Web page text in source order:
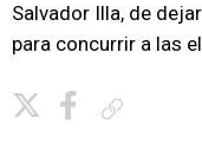
Salvador Illa, de
para concurrir a las